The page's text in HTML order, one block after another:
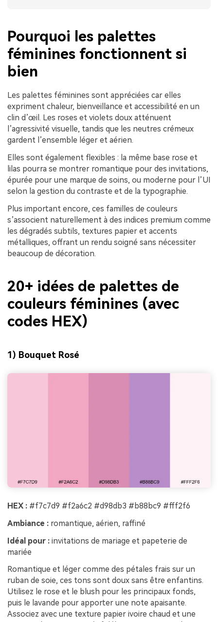
Pourquoi les palettes
féminines fonctionnent si
bien
Les palettes féminines sont appréciées car elles
expriment chaleur, bienveillance et accessibilité en un
clin d’œil. Les roses et violets doux atténuent
l’agressivité visuelle, tandis que les neutres crémeux
gardent l’ensemble léger et aérien.
Elles sont également flexibles : la même base rose et
lilas pourra se montrer romantique pour des invitations,
épurée pour une marque de soins, ou moderne pour l’UI
selon la gestion du contraste et de la typographie.
Plus important encore, ces familles de couleurs
s’associent naturellement à des indices premium comme
les dégradés subtils, textures papier et accents
métalliques, offrant un rendu soigné sans nécessiter
beaucoup de décoration.
20+ idées de palettes de
couleurs féminines (avec
codes HEX)
1) Bouquet Rosé
HEX : #f7c7d9 #f2a6c2 #d98db3 #b88bc9 #fff2f6
Ambiance : romantique, aérien, raffiné
Idéal pour : invitations de mariage et papeterie de
mariée
Romantique et léger comme des pétales frais sur un
ruban de soie, ces tons sont doux sans être enfantins.
Utilisez le rose et le blush pour les principaux fonds,
puis le lavande pour apporter une note apaisante.
Associez avec une texture papier ivoire chaud et une